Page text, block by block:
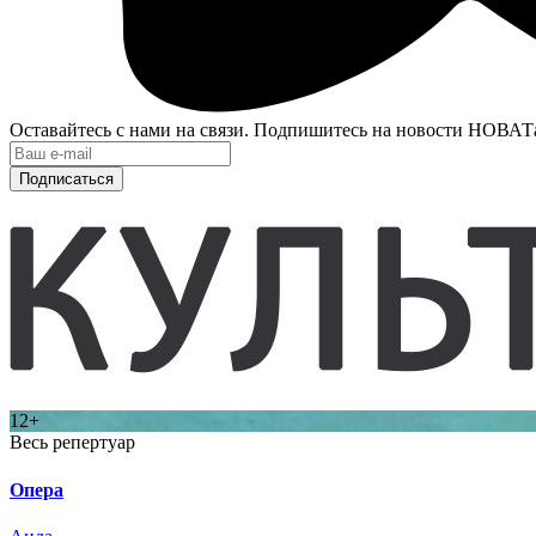
Оставайтесь с нами на связи. Подпишитесь на новости
Подписаться
12+
Весь репертуар
Опера